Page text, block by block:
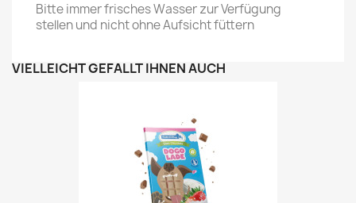
Bitte immer frisches Wasser zur Verfügung
stellen und nicht ohne Aufsicht füttern
VIELLEICHT GEFÄLLT IHNEN AUCH